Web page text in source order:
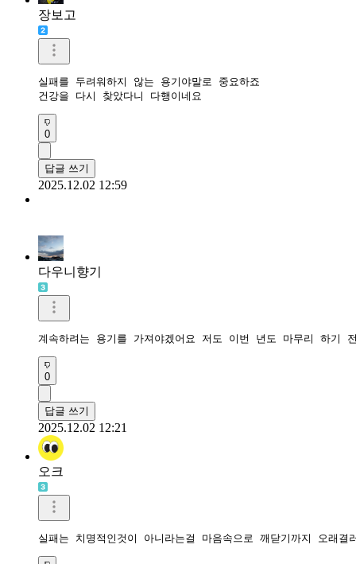
장보고
실패를 두려워하지 않는 용기야말로 중요하죠
건강을 다시 찾았다니 다행이네요
0
답글 쓰기
2025.12.02 12:59
다우니향기
계속하려는 용기를 가져야겠어요 저도 이번 년도 마무리 하
0
답글 쓰기
2025.12.02 12:21
오크
실패는 치명적인것이 아니라는걸 마음속으로 깨닫기까지 오래결